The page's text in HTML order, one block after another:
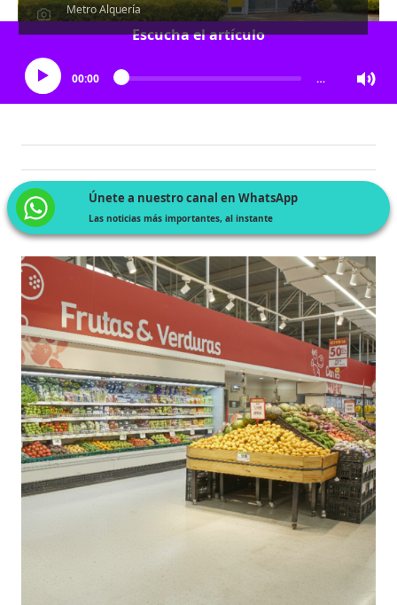
Metro Alquería
Escucha el artículo
00:00 …
Únete a nuestro canal en WhatsApp
Las noticias más importantes, al instante